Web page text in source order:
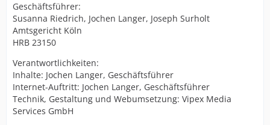
Geschäftsführer:
Susanna Riedrich, Jochen Langer, Joseph Surholt
Amtsgericht Köln
HRB 23150
Verantwortlichkeiten:
Inhalte: Jochen Langer, Geschäftsführer
Internet-Auftritt: Jochen Langer, Geschäftsführer
Technik, Gestaltung und Webumsetzung: Vipex Media
Services GmbH